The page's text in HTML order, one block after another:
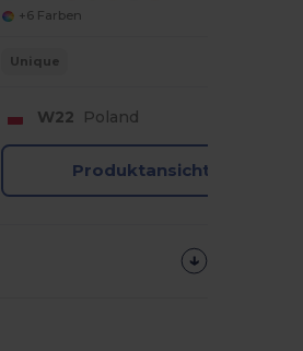
+6 Farben
Unique
W22 Poland
Produktansicht